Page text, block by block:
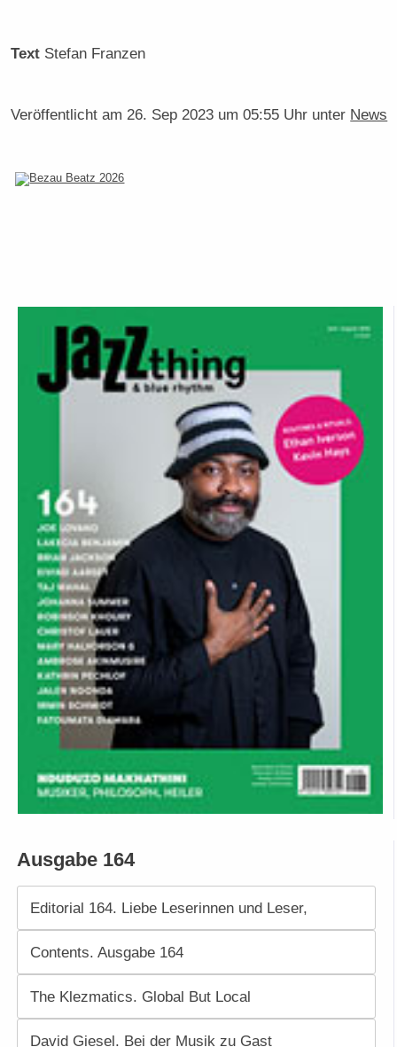
Text Stefan Franzen
Veröffentlicht am 26. Sep 2023 um 05:55 Uhr unter News
Ausgabe 164
Editorial 164. Liebe Leserinnen und Leser,
Contents. Ausgabe 164
The Klezmatics. Global But Local
David Giesel. Bei der Musik zu Gast